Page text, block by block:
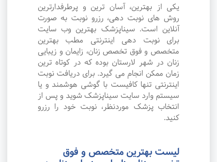
یکی از بهترین، آسان ترین و پرطرفدارترین
روش های نوبت دهی، رزرو نوبت به صورت
آنلاین است. سیناپزشک بهترین وب سایت
برای نوبت دهی اینترنتی مطب بهترین
متخصص و فوق تخصص زنان، زایمان و زیبایی
زنان در شهر لارستان بوده که در کوتاه ترین
زمان ممکن انجام می گیرد. برای دریافت نوبت
اینترنتی تنها کافیست با گوشی هوشمند و یا
سیستم وارد سایت سیناپزشک شوید و پس از
انتخاب پزشک موردنظر، نوبت خود را رزرو
کنید.
لیست بهترین متخصص و فوق